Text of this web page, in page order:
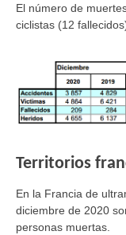
El número de
ciclistas (12
Territorios
En la Francia de
diciembre de 2020
personas muertas.